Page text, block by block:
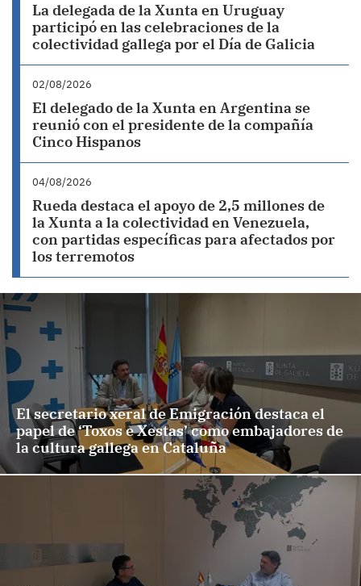
La delegada de la Xunta en Uruguay
participó en las celebraciones de la
colectividad gallega por el Día de Galicia
02/08/2026
El delegado de la Xunta en Argentina se
reunió con el presidente de la compañía
Cinco Hispanos
04/08/2026
Rueda destaca el apoyo de 2,5 millones de
la Xunta a la colectividad en Venezuela,
con partidas específicas para afectados por
los terremotos
El secretario xeral de Emigración destaca el
papel de ‘Toxos e Xestas’ como embajadores de
la cultura gallega en Cataluña